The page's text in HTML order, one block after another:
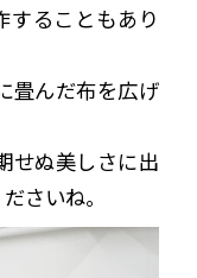
することもあり
畳んだ布を広げ
せぬ美しさに出
さいね。